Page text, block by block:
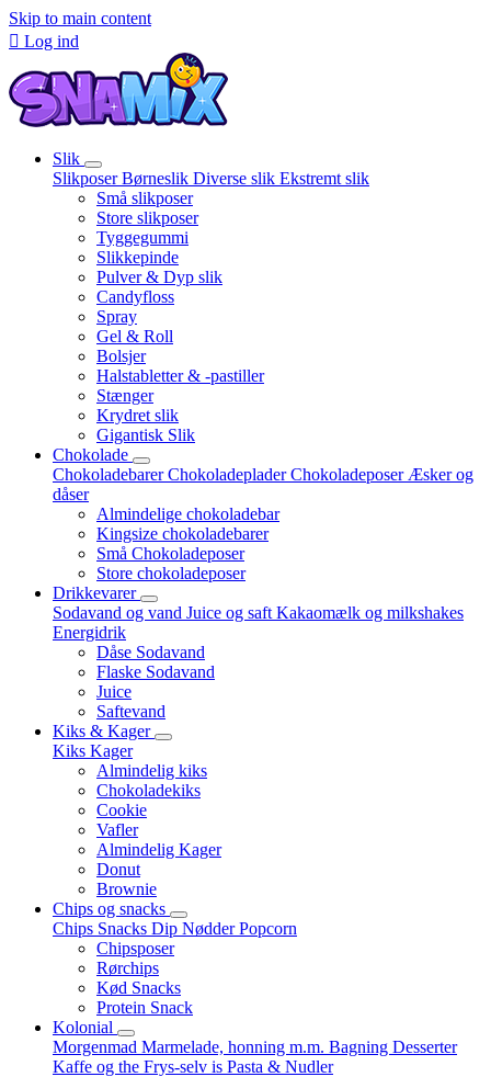
Skip to main content
 Log ind
Slik
SlikposerBørneslik Diverse slik Ekstremt slik
Små slikposer
Store slikposer
Tyggegummi
Slikkepinde
Pulver & Dyp slik
Candyfloss
Spray
Gel & Roll
Bolsjer
Halstabletter & -pastiller
Stænger
Krydret slik
Gigantisk Slik
Chokolade
ChokoladebarerChokoladepladerChokoladeposer Æsker og
dåser
Almindelige chokoladebar
Kingsize chokoladebarer
Små Chokoladeposer
Store chokoladeposer
Drikkevarer
Sodavand og vand Juice og saft Kakaomælk og milkshakes
Energidrik
Dåse Sodavand
Flaske Sodavand
Juice
Saftevand
Kiks & Kager
Kiks Kager
Almindelig kiks
Chokoladekiks
Cookie
Vafler
Almindelig Kager
Donut
Brownie
Chips og snacks
Chips Snacks Dip NødderPopcorn
Chipsposer
Rørchips
Kød Snacks
Protein Snack
Kolonial
Morgenmad Marmelade, honning m.m. Bagning Desserter
Kaffe og the Frys-selv is Pasta & Nudler